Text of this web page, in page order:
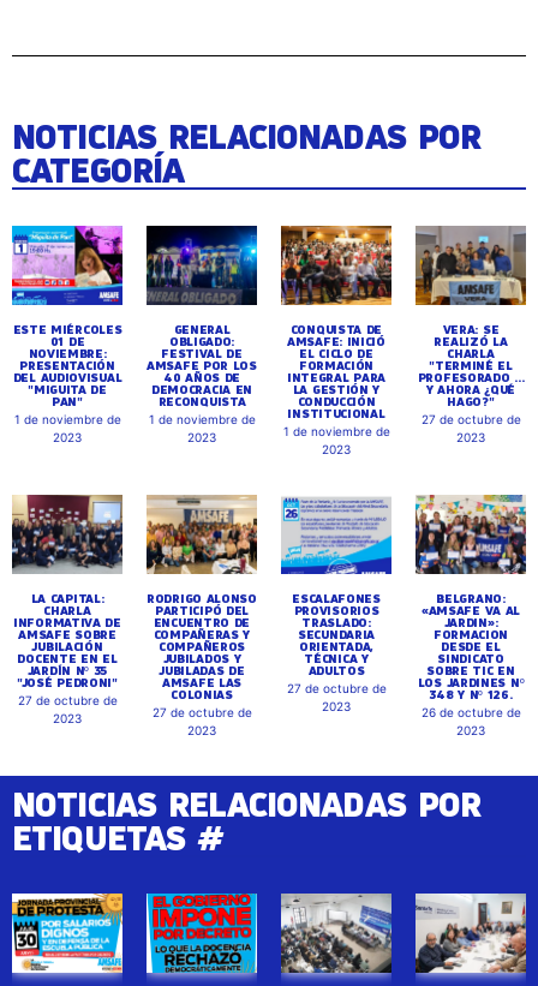
NOTICIAS RELACIONADAS POR
CATEGORÍA
ESTE MIÉRCOLES
01 DE
NOVIEMBRE:
PRESENTACIÓN
DEL AUDIOVISUAL
"MIGUITA DE
PAN"
1 de noviembre de
2023
GENERAL
OBLIGADO:
FESTIVAL DE
AMSAFE POR LOS
40 AÑOS DE
DEMOCRACIA EN
RECONQUISTA
1 de noviembre de
2023
CONQUISTA DE
AMSAFE: INICIÓ
EL CICLO DE
FORMACIÓN
INTEGRAL PARA
LA GESTIÓN Y
CONDUCCIÓN
INSTITUCIONAL
1 de noviembre de
2023
VERA: SE
REALIZÓ LA
CHARLA
"TERMINÉ EL
PROFESORADO ...
Y AHORA ¿QUÉ
HAGO?"
27 de octubre de
2023
LA CAPITAL:
CHARLA
INFORMATIVA DE
AMSAFE SOBRE
JUBILACIÓN
DOCENTE EN EL
JARDÍN Nº 35
"JOSÉ PEDRONI"
27 de octubre de
2023
RODRIGO ALONSO
PARTICIPÓ DEL
ENCUENTRO DE
COMPAÑERAS Y
COMPAÑEROS
JUBILADOS Y
JUBILADAS DE
AMSAFE LAS
COLONIAS
27 de octubre de
2023
ESCALAFONES
PROVISORIOS
TRASLADO:
SECUNDARIA
ORIENTADA,
TÉCNICA Y
ADULTOS
27 de octubre de
2023
BELGRANO:
«AMSAFE VA AL
JARDIN»:
FORMACION
DESDE EL
SINDICATO
SOBRE TIC EN
LOS JARDINES Nº
348 Y Nº 126.
26 de octubre de
2023
NOTICIAS RELACIONADAS POR
ETIQUETAS #